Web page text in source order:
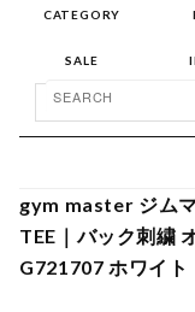
CATEGORY
SALE
gym master ジム
TEE｜バック刺繍
G721707 ホワイト